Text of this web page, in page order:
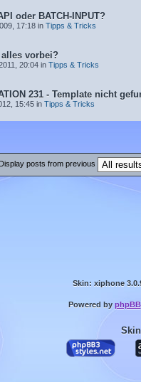
oder BATCH-INPUT?
17:18 in Tipps & Tricks
alles vorbei?
20:04 in Tipps & Tricks
231 - Template nicht
15:45 in Tipps & Tricks
Display posts from previous
Skin: xiphone
Powered by phpBB